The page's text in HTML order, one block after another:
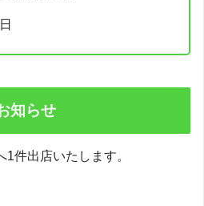
知らせ
件出店いたします。